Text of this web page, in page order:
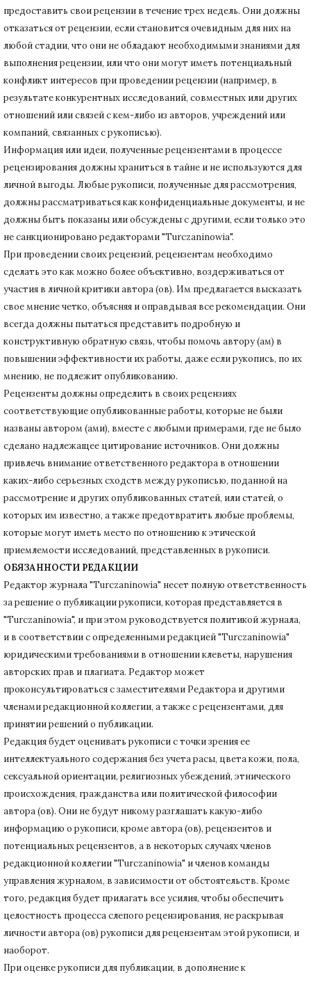
предоставить свои рецензии в течение трех недель. Они должны
отказаться от рецензии, если становится очевидным для них на
любой стадии, что они не обладают необходимыми знаниями для
выполнения рецензии, или что они могут иметь потенциальный
конфликт интересов при проведении рецензии (например, в
результате конкурентных исследований, совместных или других
отношений или связей с кем-либо из авторов, учреждений или
компаний, связанных с рукописью).
Информация или идеи, полученные рецензентами в процессе
рецензирования должны храниться в тайне и не используются для
личной выгоды. Любые рукописи, полученные для рассмотрения,
должны рассматриваться как конфиденциальные документы, и не
должны быть показаны или обсуждены с другими, если только это
не санкционировано редакторами "Turczaninowia".
При проведении своих рецензий, рецензентам необходимо
сделать это как можно более объективно, воздерживаться от
участия в личной критики автора (ов). Им предлагается высказать
свое мнение четко, объясняя и оправдывая все рекомендации. Они
всегда должны пытаться представить подробную и
конструктивную обратную связь, чтобы помочь автору (ам) в
повышении эффективности их работы, даже если рукопись, по их
мнению, не подлежит опубликованию.
Рецензенты должны определить в своих рецензиях
соответствующие опубликованные работы, которые не были
названы автором (ами), вместе с любыми примерами, где не было
сделано надлежащее цитирование источников. Они должны
привлечь внимание ответственного редактора в отношении
каких-либо серьезных сходств между рукописью, поданной на
рассмотрение и других опубликованных статей, или статей, о
которых им известно, а также предотвратить любые проблемы,
которые могут иметь место по отношению к этической
приемлемости исследований, представленных в рукописи.
ОБЯЗАННОСТИ РЕДАКЦИИ
Редактор журнала "Turczaninowia" несет полную ответственность
за решение о публикации рукописи, которая представляется в
"Turczaninowia", и при этом руководствуется политикой журнала,
и в соответствии с определенными редакцией "Turczaninowia"
юридическими требованиями в отношении клеветы, нарушения
авторских прав и плагиата. Редактор может
проконсультироваться с заместителями Редактора и другими
членами редакционной коллегии, а также с рецензентами, для
принятии решений о публикации.
Редакция будет оценивать рукописи с точки зрения ее
интеллектуального содержания без учета расы, цвета кожи, пола,
сексуальной ориентации, религиозных убеждений, этнического
происхождения, гражданства или политической философии
автора (ов). Они не будут никому разглашать какую-либо
информацию о рукописи, кроме автора (ов), рецензентов и
потенциальных рецензентов, а в некоторых случаях членов
редакционной коллегии "Turczaninowia" и членов команды
управления журналом, в зависимости от обстоятельств. Кроме
того, редакция будет прилагать все усилия, чтобы обеспечить
целостность процесса слепого рецензирования, не раскрывая
личности автора (ов) рукописи для рецензентам этой рукописи, и
наоборот.
При оценке рукописи для публикации, в дополнение к